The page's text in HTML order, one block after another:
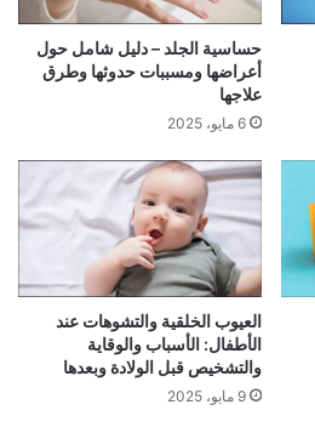
حساسية الجلد – دليل شامل حول
أعراضها ومسببات حدوثها وطرق
علاجها
6 مايو، 2025
العيوب الخلقية والتشوهات عند
الأطفال: الأسباب والوقاية
والتشخيص قبل الولادة وبعدها
9 مايو، 2025